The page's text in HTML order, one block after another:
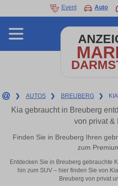
Event Auto
❯ AUTOS ❯ BREUBERG ❯ KIA
Kia gebraucht in Breuberg
von privat &
Finden Sie in Breuberg Ihren
zum
Entdecken Sie in Breuberg gebrauchte
hin zum SUV – hier finden Sie von
Breuberg von privat